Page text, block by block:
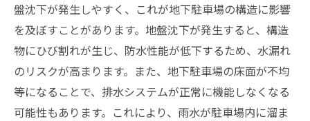
盤沈下が発生しやすく、これが地下駐車場の構造に影響
を及ぼすことがあります。地盤沈下が発生すると、構造
物にひび割れが生じ、防水性能が低下するため、水漏れ
のリスクが高まります。また、地下駐車場の床面が不均
等になることで、排水システムが正常に機能しなくなる
可能性もあります。これにより、雨水が駐車場内に溜ま